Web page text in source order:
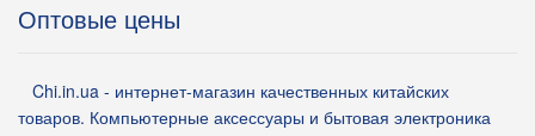
Оптовые цены
Chi.in.ua - интернет-магазин качественных китайских
товаров. Компьютерные аксессуары и бытовая электроника